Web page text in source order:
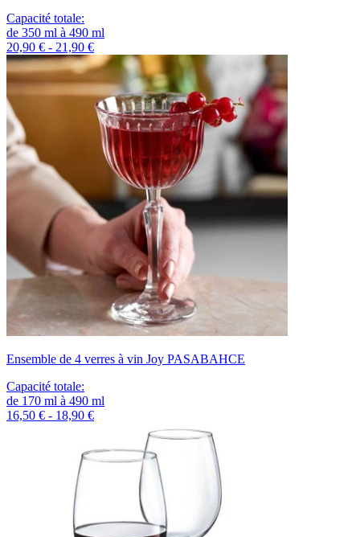
Capacité totale:
de 350 ml à 490 ml
20,90 € - 21,90 €
Ensemble de 4 verres à vin Joy PASABAHCE
Capacité totale:
de 170 ml à 490 ml
16,50 € - 18,90 €